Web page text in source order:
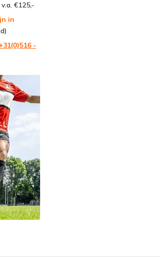
v.a. €125,-
in
-